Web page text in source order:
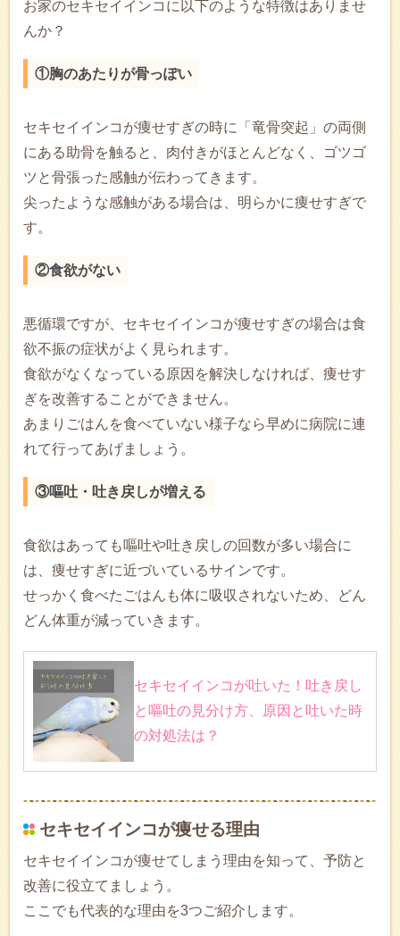
お家のセキセイインコに以下のような特徴はありませ
んか？
①胸のあたりが骨っぽい
セキセイインコが痩せすぎの時に「竜骨突起」の両側
にある助骨を触ると、肉付きがほとんどなく、ゴツゴ
ツと骨張った感触が伝わってきます。
尖ったような感触がある場合は、明らかに痩せすぎで
す。
②食欲がない
悪循環ですが、セキセイインコが痩せすぎの場合は食
欲不振の症状がよく見られます。
食欲がなくなっている原因を解決しなければ、痩せす
ぎを改善することができません。
あまりごはんを食べていない様子なら早めに病院に連
れて行ってあげましょう。
③嘔吐・吐き戻しが増える
食欲はあっても嘔吐や吐き戻しの回数が多い場合に
は、痩せすぎに近づいているサインです。
せっかく食べたごはんも体に吸収されないため、どん
どん体重が減っていきます。
セキセイインコが吐いた！吐き戻し
と嘔吐の見分け方、原因と吐いた時
の対処法は？
セキセイインコが痩せる理由
セキセイインコが痩せてしまう理由を知って、予防と
改善に役立てましょう。
ここでも代表的な理由を3つご紹介します。